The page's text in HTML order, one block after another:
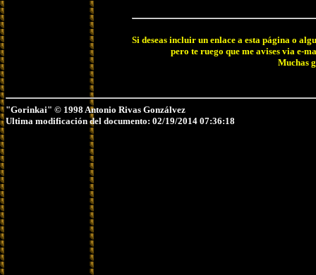
Si deseas incluir un enlace a esta página o
pero te ruego que me avises via e-
Muchas
"Gorinkai" © 1998 Antonio Rivas Gonzálvez
Ultima modificación del documento: 02/19/2014 07:36:18